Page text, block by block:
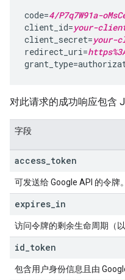
code=4/P7q7W91a-
client_id=your-
client_secret=your-
redirect_uri=
对此请求的成功响应包含
字段
access token
可发送给 Google API 的令牌。
expires in
访问令牌的剩余生命周期（以
id token
包含用户身份信息且由